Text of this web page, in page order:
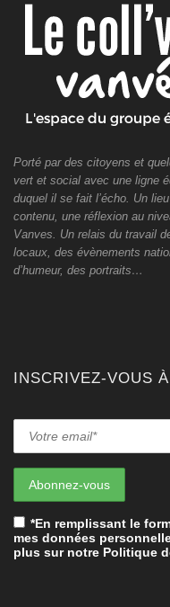
Porté par des citoyens et
vert et social avec une ligne
duquel il se fait l’écho. Un
contenu, une réflexion au
Vanves. Un relais du travail
locaux, des évènements
d’humeur, des portraits…
INSCRIVEZ-VOUS
*En remplissant le
mes données
plus sur notre Politique